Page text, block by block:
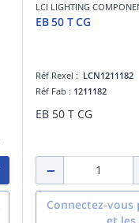
LCI LIGHTING
EB 50 T CG
Réf Rexel : LCN1211182
Réf Fab : 1211182
EB 50 T CG
Connectez-